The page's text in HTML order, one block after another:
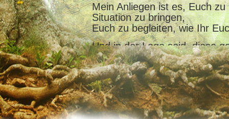
Mein Anliegen ist es, Euch
Situation zu bringen,
Euch zu begleiten, wie Ihr
Und in der Lage seid, diese